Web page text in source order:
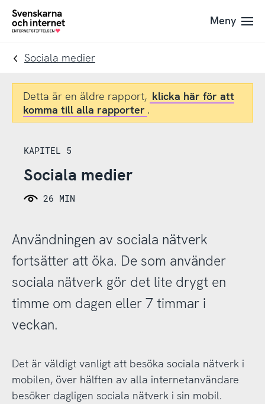
Till
navigation
Till
innehåll
To
Meny
Sociala medier
Detta är en äldre rapport, klicka här för att
komma till alla rapporter .
KAPITEL 5
Sociala medier
26 MIN
Användningen av sociala nätverk
fortsätter att öka. De som använder
sociala nätverk gör det lite drygt en
timme om dagen eller 7 timmar i
veckan.
Det är väldigt vanligt att besöka sociala nätverk i
mobilen, över hälften av alla internetanvändare
besöker dagligen sociala nätverk i sin mobil.